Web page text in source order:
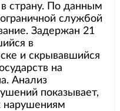
страну. По данным
службой
Задержан 21
в
и скрывавшийся
на
Анализ
показывает,
нарушениям